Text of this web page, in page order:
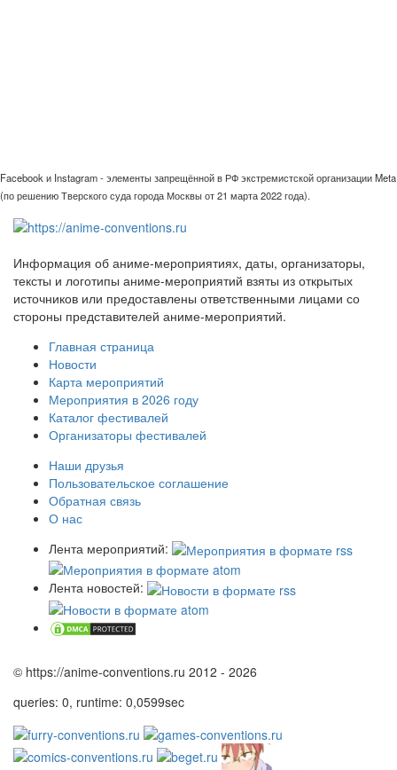
Facebook и Instagram - элементы запрещённой в РФ экстремистской организации Meta
(по решению Тверского суда города Москвы от 21 марта 2022 года).
Информация об аниме-мероприятиях, даты, организаторы,
тексты и логотипы аниме-мероприятий взяты из открытых
источников или предоставлены ответственными лицами со
стороны представителей аниме-мероприятий.
Главная страница
Новости
Карта мероприятий
Мероприятия в 2026 году
Каталог фестивалей
Организаторы фестивалей
Наши друзья
Пользовательское соглашение
Обратная связь
О нас
Лента мероприятий:
Лента новостей:
© https://anime-conventions.ru 2012 - 2026
queries: 0, runtime: 0,0599sec